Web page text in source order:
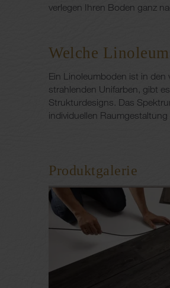
verlegen Ihren Boden ganz
Welche
Ein Linoleumboden ist in
strahlenden Unifarben, gibt
Strukturdesigns. Das
individuellen
Produktgalerie